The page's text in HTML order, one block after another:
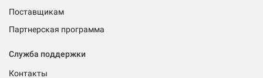
Поставщикам
Партнерская программа
Служба поддержки
Контакты